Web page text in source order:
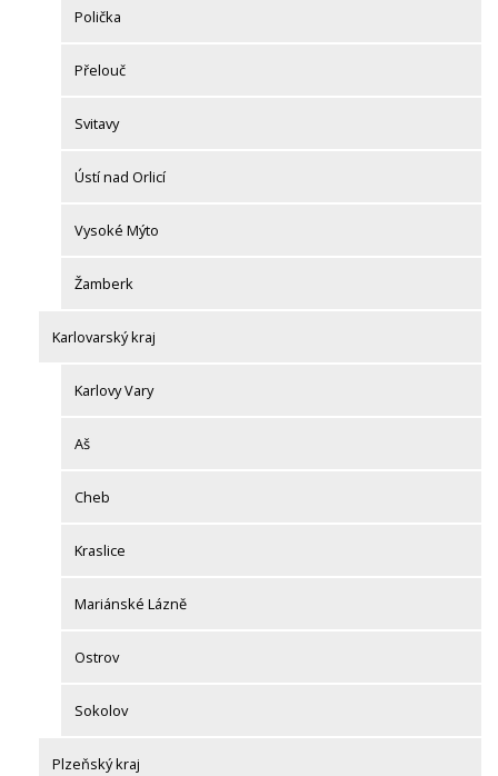
Polička
Přelouč
Svitavy
Ústí nad Orlicí
Vysoké Mýto
Žamberk
Karlovarský kraj
Karlovy Vary
Aš
Cheb
Kraslice
Mariánské Lázně
Ostrov
Sokolov
Plzeňský kraj